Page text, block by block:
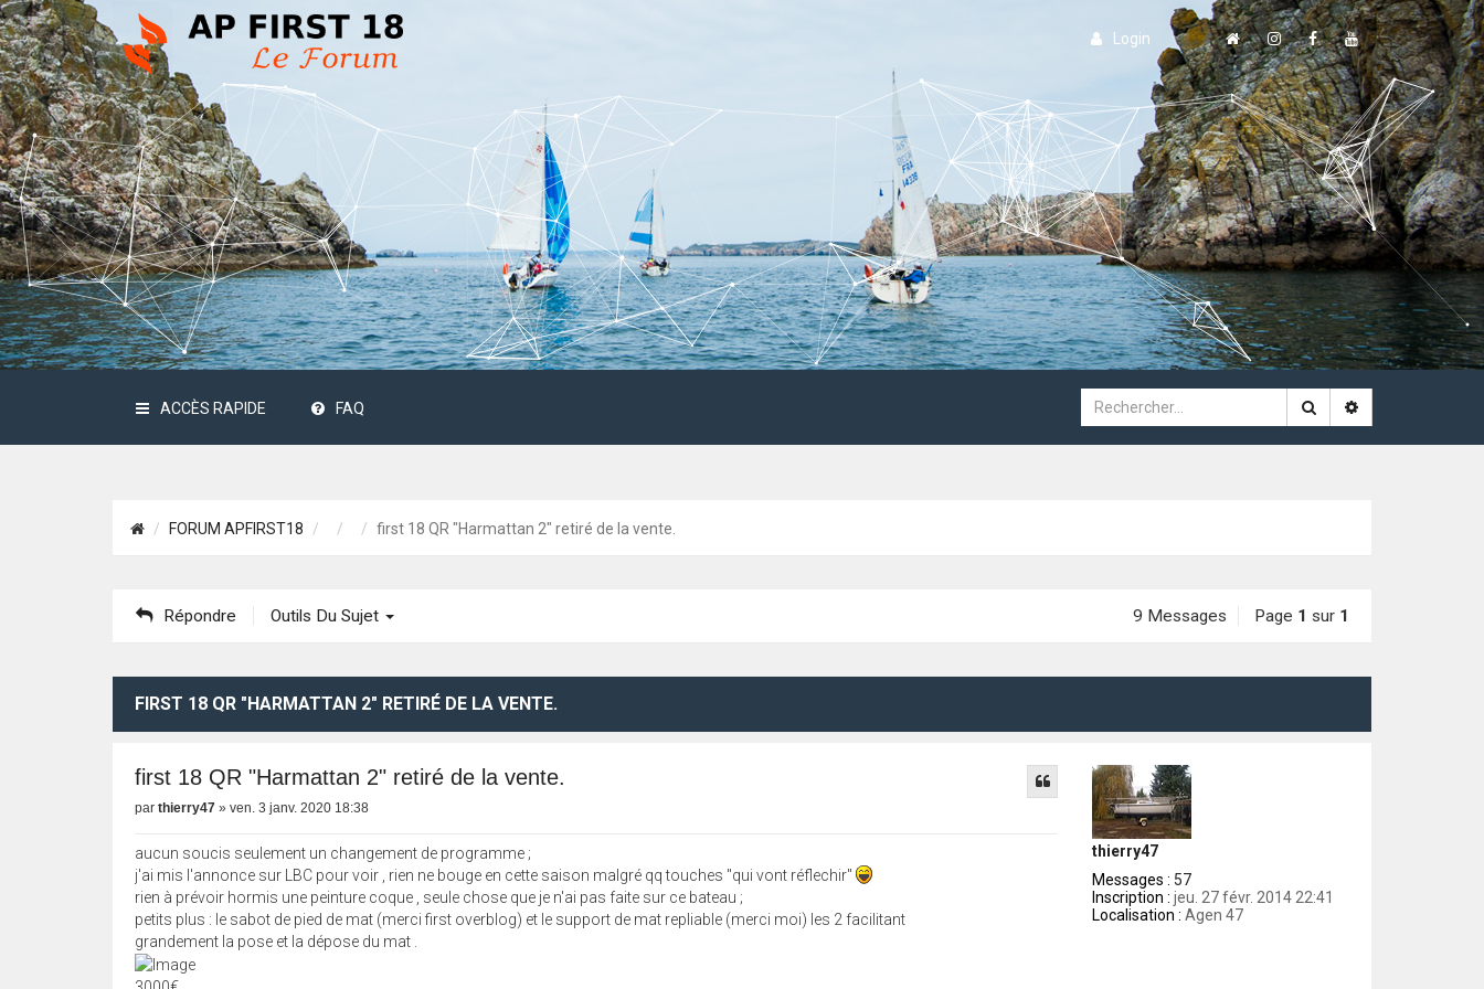
Login
ACCÈS RAPIDE FAQ
FORUM APFIRST18 first 18 QR "Harmattan 2" retiré de la vente.
Répondre Outils Du Sujet 9 Messages Page 1 sur 1
FIRST 18 QR "HARMATTAN 2" RETIRÉ DE LA VENTE.
thierry47
Messages : 57
Inscription : jeu. 27 févr. 2014 22:41
Localisation : Agen 47
first 18 QR "Harmattan 2" retiré de la vente.
par thierry47 » ven. 3 janv. 2020 18:38
aucun soucis seulement un changement de programme ;
j'ai mis l'annonce sur LBC pour voir , rien ne bouge en cette saison malgré qq touches "qui vont réflechir"
rien à prévoir hormis une peinture coque , seule chose que je n'ai pas faite sur ce bateau ;
petits plus : le sabot de pied de mat (merci first overblog) et le support de mat repliable (merci moi) les 2 facilitant
grandement la pose et la dépose du mat .